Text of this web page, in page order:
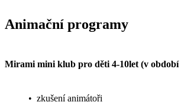
Animační programy
Mirami mini klub pro děti 4-10let (v období
• zkušení animátoři